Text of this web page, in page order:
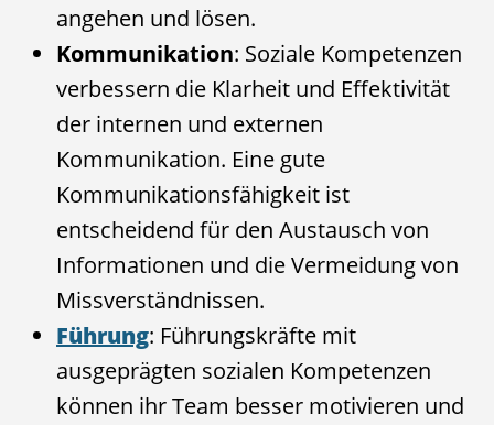
angehen und lösen.
Kommunikation: Soziale Kompetenzen
verbessern die Klarheit und Effektivität
der internen und externen
Kommunikation. Eine gute
Kommunikationsfähigkeit ist
entscheidend für den Austausch von
Informationen und die Vermeidung von
Missverständnissen.
Führung: Führungskräfte mit
ausgeprägten sozialen Kompetenzen
können ihr Team besser motivieren und